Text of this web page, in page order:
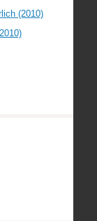
(2010)